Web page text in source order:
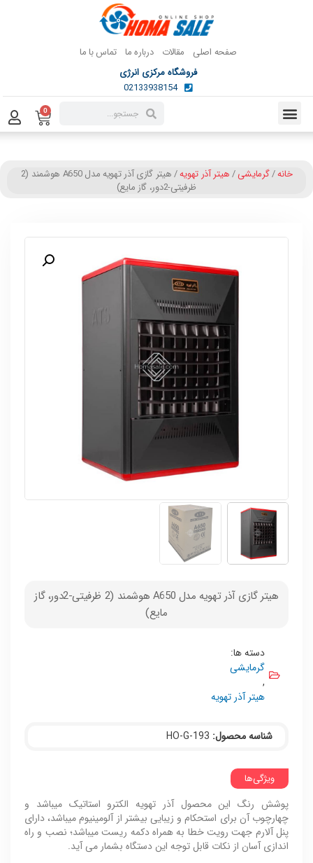
صفحه اصلی مقالات درباره ما تماس با ما
فروشگاه مرکزی انرژی
02133938154
0
خانه/گرمایشی/هیتر آذر تهویه
/ هیتر گازی آذر تهویه مدل A650 هوشمند (2
ظرفیتی-2دور، گاز مایع)
هیتر گازی آذر تهویه مدل A650 هوشمند (2 ظرفیتی-2دور، گاز
مایع)
دسته ها:
گرمایشی
,
هیتر آذر تهویه
شناسه محصول: HO-G-193
ویژگی‌ها
پوشش رنگ این محصول آذر تهویه الکترو استاتیک میباشد و
چهارچوب آن برای استحکام و زیبایی بیشتر از آلومینیوم میباشد، دارای
پنل آلارم جهت رویت خطا به همراه دکمه ریست میباشد؛ نصب و راه
اندازی آسان از نکات قابل توجه این دستگاه بشمار می آید.